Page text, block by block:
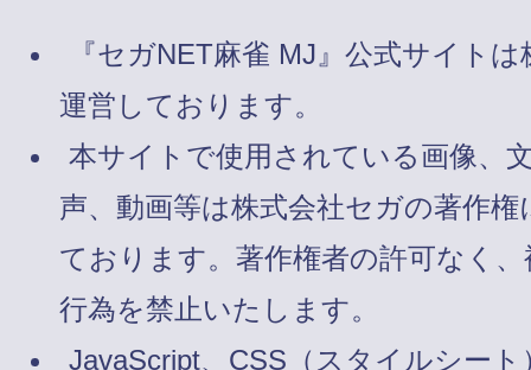
『セガNET麻雀 MJ』公式サイト
運営しております。
本サイトで使用されている画像、
声、動画等は株式会社セガの著作
ております。著作権者の許可なく
行為を禁止いたします。
JavaScript、CSS（スタイルシート